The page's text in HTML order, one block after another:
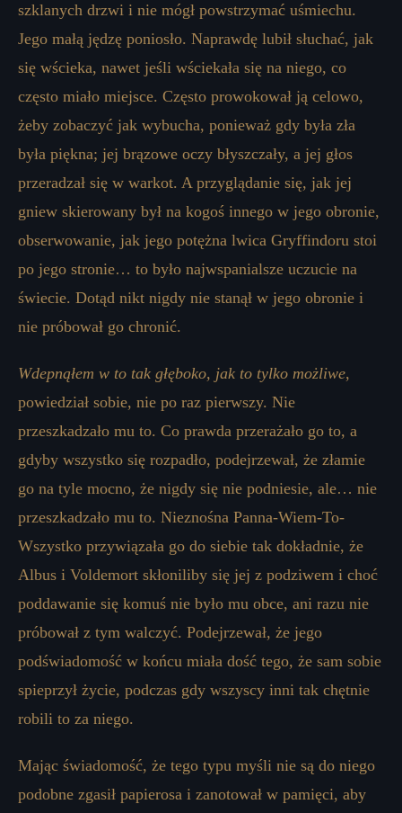
szklanych drzwi i nie mógł powstrzymać uśmiechu.
Jego małą jędzę poniosło. Naprawdę lubił słuchać, jak
się wścieka, nawet jeśli wściekała się na niego, co
często miało miejsce. Często prowokował ją celowo,
żeby zobaczyć jak wybucha, ponieważ gdy była zła
była piękna; jej brązowe oczy błyszczały, a jej głos
przeradzał się w warkot. A przyglądanie się, jak jej
gniew skierowany był na kogoś innego w jego obronie,
obserwowanie, jak jego potężna lwica Gryffindoru stoi
po jego stronie… to było najwspanialsze uczucie na
świecie. Dotąd nikt nigdy nie stanął w jego obronie i
nie próbował go chronić.
Wdepnąłem w to tak głęboko, jak to tylko możliwe,
powiedział sobie, nie po raz pierwszy. Nie
przeszkadzało mu to. Co prawda przerażało go to, a
gdyby wszystko się rozpadło, podejrzewał, że złamie
go na tyle mocno, że nigdy się nie podniesie, ale… nie
przeszkadzało mu to. Nieznośna Panna-Wiem-To-
Wszystko przywiązała go do siebie tak dokładnie, że
Albus i Voldemort skłoniliby się jej z podziwem i choć
poddawanie się komuś nie było mu obce, ani razu nie
próbował z tym walczyć. Podejrzewał, że jego
podświadomość w końcu miała dość tego, że sam sobie
spieprzył życie, podczas gdy wszyscy inni tak chętnie
robili to za niego.
Mając świadomość, że tego typu myśli nie są do niego
podobne zgasił papierosa i zanotował w pamięci, aby